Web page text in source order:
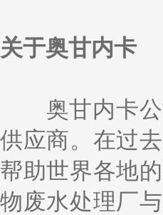
关于奥甘内卡
奥甘内卡公
供应商。在过
帮助世界各地
物废水处理厂